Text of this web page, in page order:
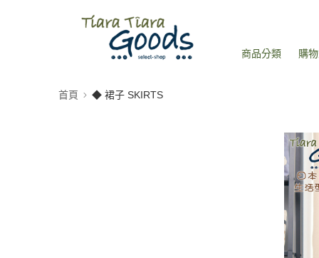
商品分類 購
首頁 ◆ 裙子 SKIRTS